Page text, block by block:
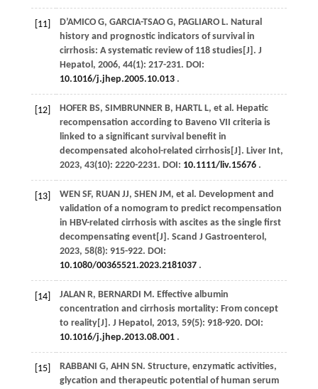
[11] D’AMICO G, GARCIA-TSAO G, PAGLIARO L. Natural
history and prognostic indicators of survival in
cirrhosis: A systematic review of 118 studies[J]. J
Hepatol, 2006, 44(1): 217-231. DOI:
10.1016/j.jhep.2005.10.013.
[12] HOFER BS, SIMBRUNNER B, HARTL L, et al. Hepatic
recompensation according to Baveno VII criteria is
linked to a significant survival benefit in
decompensated alcohol-related cirrhosis[J]. Liver Int,
2023, 43(10): 2220-2231. DOI: 10.1111/liv.15676.
[13] WEN SF, RUAN JJ, SHEN JM, et al. Development and
validation of a nomogram to predict recompensation
in HBV-related cirrhosis with ascites as the single first
decompensating event[J]. Scand J Gastroenterol,
2023, 58(8): 915-922. DOI:
10.1080/00365521.2023.2181037.
[14] JALAN R, BERNARDI M. Effective albumin
concentration and cirrhosis mortality: From concept
to reality[J]. J Hepatol, 2013, 59(5): 918-920. DOI:
10.1016/j.jhep.2013.08.001.
[15] RABBANI G, AHN SN. Structure, enzymatic activities,
glycation and therapeutic potential of human serum